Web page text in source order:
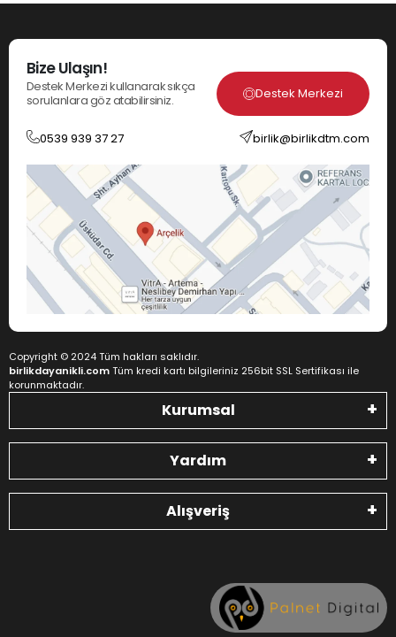
Bize Ulaşın!
Destek Merkezi kullanarak sıkça
sorulanlara göz atabilirsiniz.
Destek Merkezi
0539 939 37 27 birlik@birlikdtm.com
Copyright © 2024 Tüm hakları saklıdır.
birlikdayanikli.comTüm kredi kartı bilgileriniz 256bit SSL Sertifikası ile
korunmaktadır.
Kurumsal
Yardım
Alışveriş